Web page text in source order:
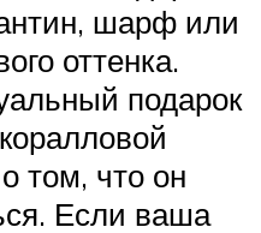
шарф или
оттенка.
подарок
том, что он
Если ваша